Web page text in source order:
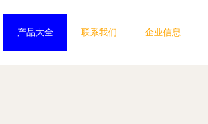
产品大全 联系我们 企业信息